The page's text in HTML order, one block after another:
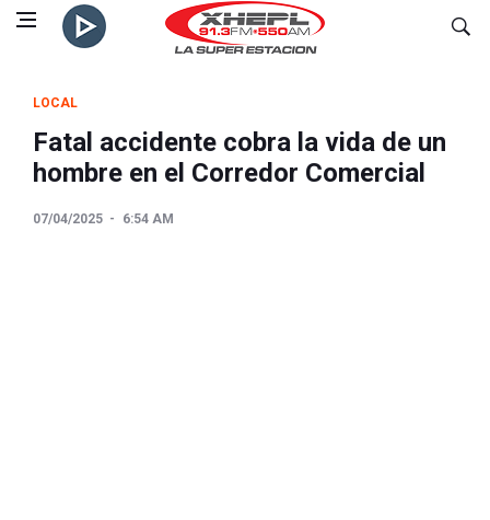
LOCAL
Fatal accidente cobra la vida de un
hombre en el Corredor Comercial
07/04/2025 6:54 AM